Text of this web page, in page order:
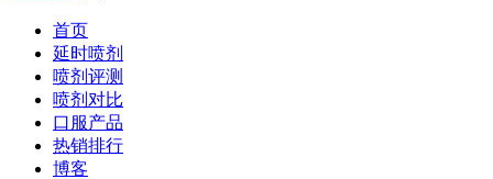
首页
延时喷剂
喷剂评测
喷剂对比
口服产品
热销排行
博客